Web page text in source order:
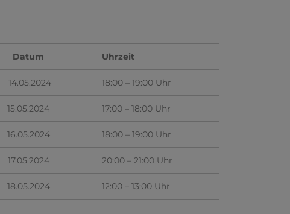
Datum Uhrzeit
14.05.2024 18:00 – 19:00 Uhr
15.05.2024 17:00 – 18:00 Uhr
16.05.2024 18:00 – 19:00 Uhr
17.05.2024 20:00 – 21:00 Uhr
18.05.2024 12:00 – 13:00 Uhr